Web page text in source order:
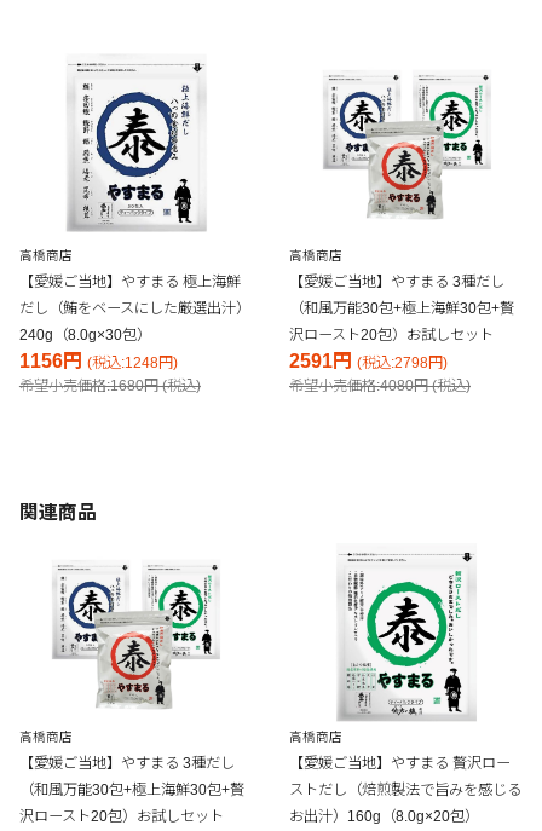
高橋商店
【愛媛ご当地】やすまる 極上海鮮
だし（鮪をベースにした厳選出汁）
240g（8.0g×30包）
1156円 (税込:1248円)
希望小売価格:1680円 (税込)
高橋商店
【愛媛ご当地】やすまる 3種だし
（和風万能30包+極上海鮮30包+贅
沢ロースト20包）お試しセット
2591円 (税込:2798円)
希望小売価格:4080円 (税込)
関連商品
高橋商店
【愛媛ご当地】やすまる 3種だし
（和風万能30包+極上海鮮30包+贅
沢ロースト20包）お試しセット
高橋商店
【愛媛ご当地】やすまる 贅沢ロー
ストだし（焙煎製法で旨みを感じる
お出汁）160g（8.0g×20包）